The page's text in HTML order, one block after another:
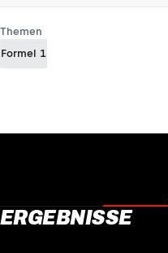
Themen
Formel 1
ERGEBNISSE